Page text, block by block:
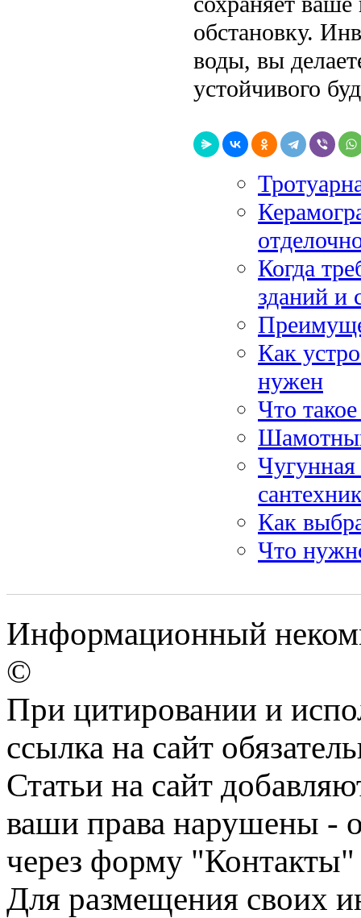
обстановку.
воды, вы
устойчивого
Когда
зданий и
Как
нужен
Что
Чугунная
Как
Что
Информационный
©
При цитировании и
ссылка на сайт
Статьи на сайт
ваши права нарушены -
через форму "Контакты"
Для размещения своих